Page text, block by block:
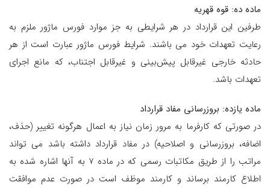
ماده ده: قوه قهریه
طرفین این قرارداد در هر شرایطی به جز موارد فورس ماژور ملزم به
رعایت تعهدات خود می باشند. شرایط فورس ماژور عبارت است از هر
حادثه خارجی غیرقابل پیش‌بینی و غیرقابل اجتناب، که مانع اجرای
تعهدات باشد.
ماده یازده: بروزرسانی مفاد قرارداد
در صورتی که کارفرما به مرور زمان نیاز به اعمال هرگونه تغییر (حذف،
اضافه، بروزرسانی و اصلاحیه) در مفاد قرارداد داشته باشد می تواند
مراتب را از طریق مکاتبات رسمی که در ماده 7 به آنها اشاره شده به
اطلاع کارمند برساند و کارمند موظف است در صورت عدم موافقت